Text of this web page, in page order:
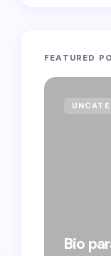
FEATURED
Bio